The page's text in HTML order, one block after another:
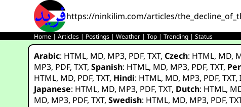
https://ninkilim.com/articles/
Home |Articles | Postings |Weather |Top |Trending |Status
Arabic: HTML, MD, MP3, PDF,TXT,Czech: HTML, MD,
MP3, PDF,TXT,Spanish: HTML, MD, MP3, PDF,TXT,
HTML, MD, PDF,TXT, Hindi: HTML, MD, MP3, PDF,TXT,
Japanese: HTML, MD, MP3, PDF,TXT, Dutch: HTML,
MD, MP3, PDF,TXT,Swedish: HTML, MD, MP3, PDF,